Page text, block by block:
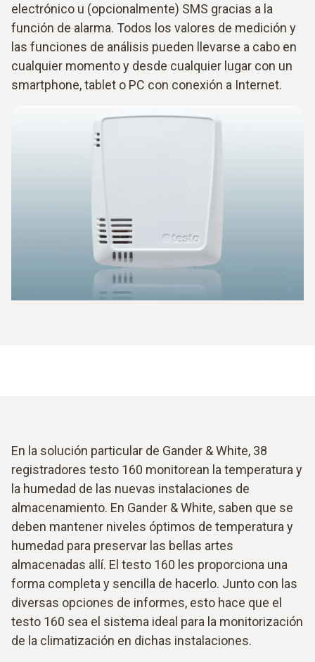
electrónico u (opcionalmente) SMS gracias a la
función de alarma. Todos los valores de medición y
las funciones de análisis pueden llevarse a cabo en
cualquier momento y desde cualquier lugar con un
smartphone, tablet o PC con conexión a Internet.
En la solución particular de Gander & White, 38
registradores testo 160 monitorean la temperatura y
la humedad de las nuevas instalaciones de
almacenamiento. En Gander & White, saben que se
deben mantener niveles óptimos de temperatura y
humedad para preservar las bellas artes
almacenadas allí. El testo 160 les proporciona una
forma completa y sencilla de hacerlo. Junto con las
diversas opciones de informes, esto hace que el
testo 160 sea el sistema ideal para la monitorización
de la climatización en dichas instalaciones.